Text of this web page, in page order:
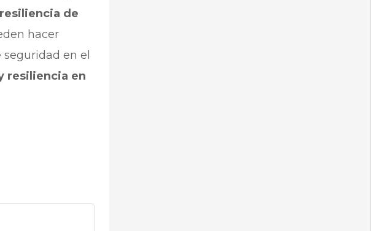
de
hacer
seguridad en el
resiliencia en